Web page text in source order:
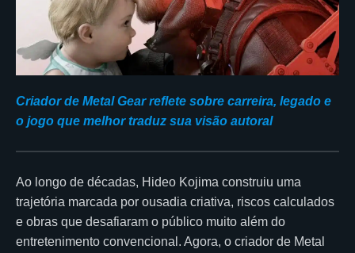
Criador de Metal Gear reflete sobre carreira, legado e
o jogo que melhor traduz sua visão autoral
Ao longo de décadas, Hideo Kojima construiu uma
trajetória marcada por ousadia criativa, riscos calculados
e obras que desafiaram o público muito além do
entretenimento convencional. Agora, o criador de Metal